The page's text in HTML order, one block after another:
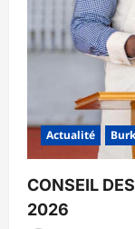
Actualité
CONSEIL
2026